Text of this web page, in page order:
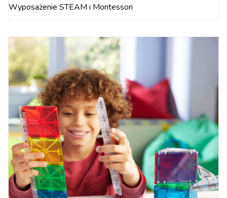
Wyposażenie STEAM i Montessori